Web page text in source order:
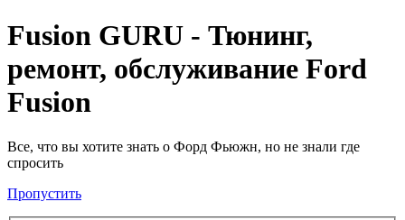
Fusion GURU - Тюнинг,
ремонт, обслуживание Ford
Fusion
Все, что вы хотите знать о Форд Фьюжн, но не знали где
спросить
Пропустить